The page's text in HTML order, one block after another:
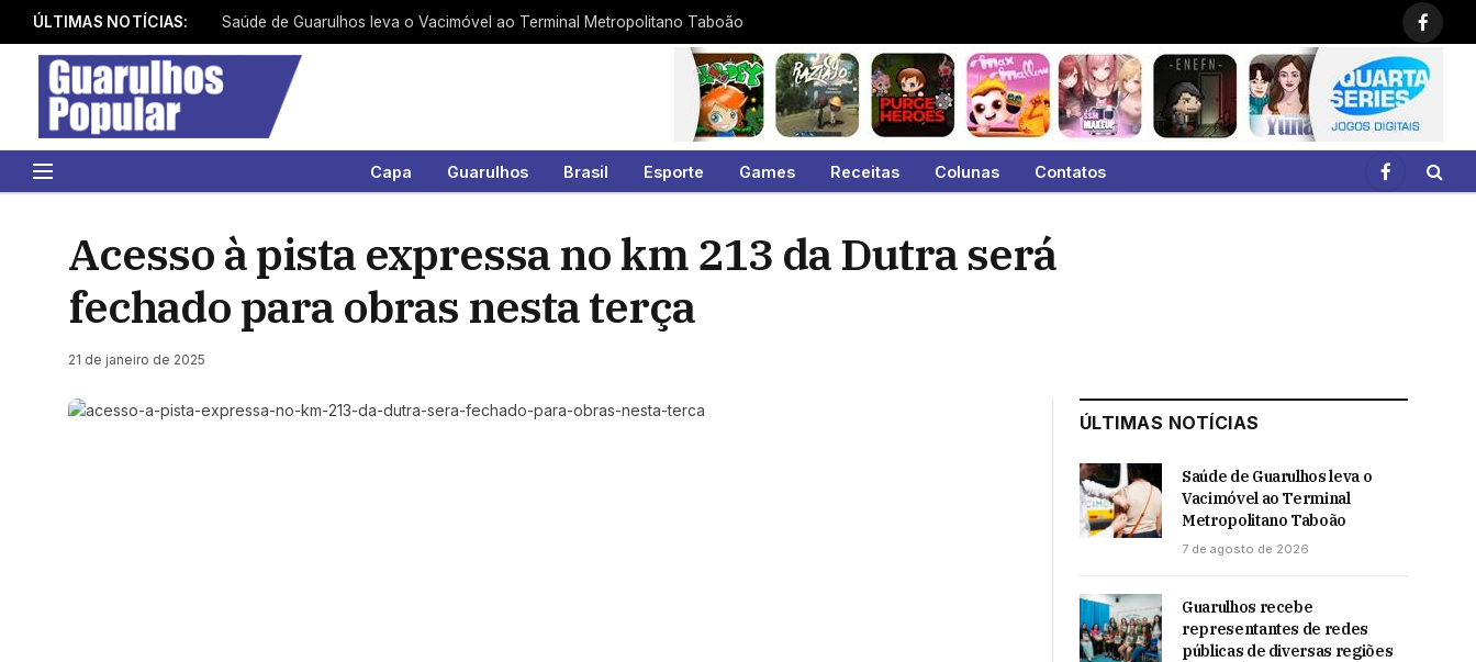
ÚLTIMAS NOTÍCIAS: Saúde de Guarulhos leva o Vacimóvel ao Terminal Metropolitano Taboão
Capa Guarulhos Brasil Esporte Games Receitas Colunas Contatos
Facebook
Acesso à pista expressa no km 213 da Dutra será
fechado para obras nesta terça
21 de janeiro de 2025
ÚLTIMAS NOTÍCIAS
Saúde de Guarulhos leva o
Vacimóvel ao Terminal
Metropolitano Taboão
7 de agosto de 2026
Guarulhos recebe
representantes de redes
públicas de diversas regiões